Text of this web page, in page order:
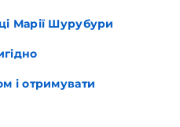
Марії Шурубури
і отримувати